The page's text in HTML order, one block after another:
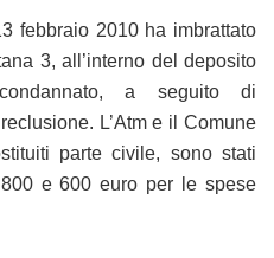
febbraio 2010 ha imbrattato
3, all’interno del deposito
a seguito di
L’Atm e il Comune
parte civile, sono stati
e 600 euro per le spese